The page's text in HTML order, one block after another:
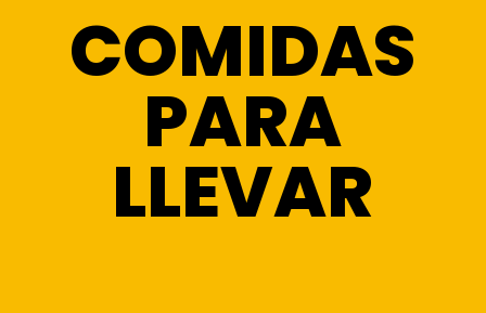
COMIDAS
PARA
LLEVAR